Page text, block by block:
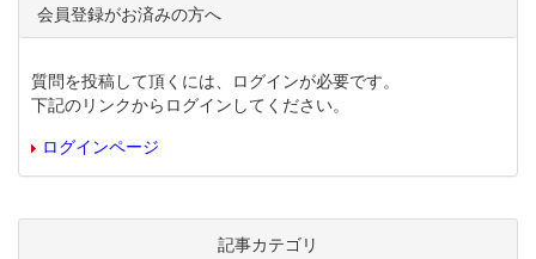
会員登録がお済みの方へ
質問を投稿して頂くには、ログインが必要です。
下記のリンクからログインしてください。
ログインページ
記事カテゴリ